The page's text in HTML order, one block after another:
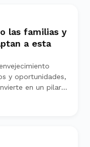
las familias y
a esta
y oportunidades,
en un pilar